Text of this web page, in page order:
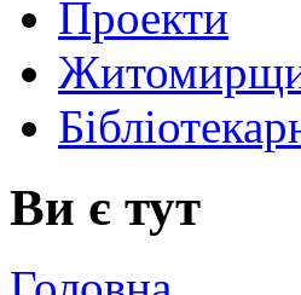
Проекти
Ви є тут